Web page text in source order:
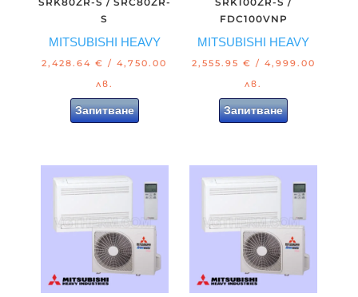
S
MITSUBISHI HEAVY
2,428.64€ / 4,750.00
лв.
Запитване
FDC100VNP
MITSUBISHI HEAVY
2,555.95 € / 4,999.00
лв.
Запитване